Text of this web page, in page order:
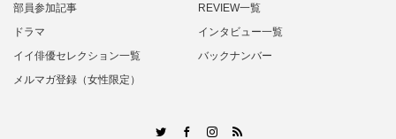
部員参加記事
REVIEW一覧
ドラマ
インタビュー一覧
イイ俳優セレクション一覧
バックナンバー
メルマガ登録（女性限定）
TwitterFacebookInstagram
RSS